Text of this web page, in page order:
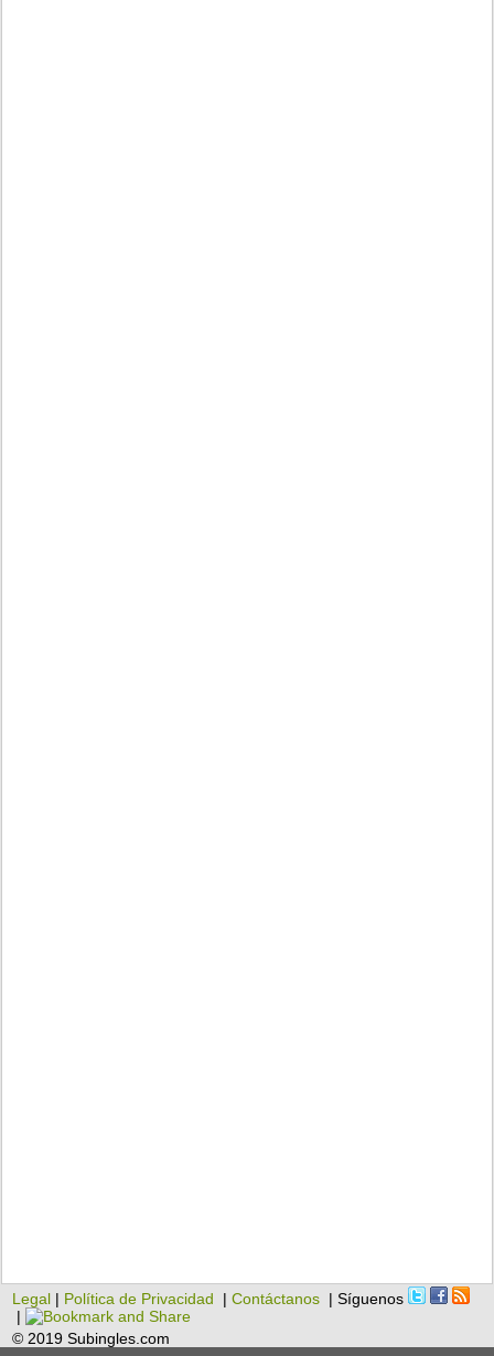
Legal | Política de Privacidad |Contáctanos | Síguenos
|
© 2019 Subingles.com